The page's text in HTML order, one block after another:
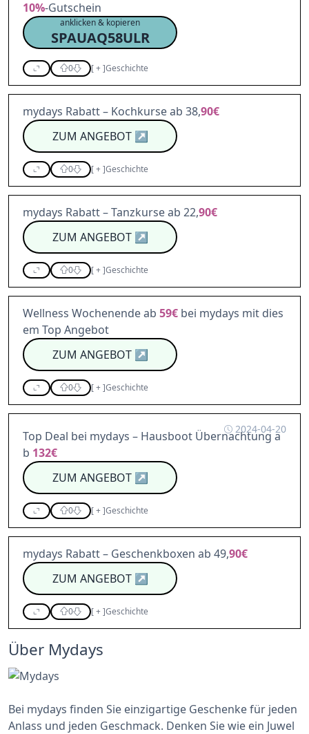
10%-Gutschein
anklicken & kopieren
SPAUAQ58ULR
0 [+]Geschichte
mydays Rabatt – Kochkurse ab 38,90€
ZUM ANGEBOT↗
0 [+]Geschichte
mydays Rabatt – Tanzkurse ab 22,90€
ZUM ANGEBOT↗
0 [+]Geschichte
Wellness Wochenende ab 59€ bei mydays mit dies
em Top Angebot
ZUM ANGEBOT↗
0 [+]Geschichte
2024-04-20
Top Deal bei mydays – Hausboot Übernachtung a
b 132€
ZUM ANGEBOT↗
0 [+]Geschichte
mydays Rabatt – Geschenkboxen ab 49,90€
ZUM ANGEBOT↗
0 [+]Geschichte
Über Mydays
Bei mydays finden Sie einzigartige Geschenke für jeden
Anlass und jeden Geschmack. Denken Sie wie ein Juwel